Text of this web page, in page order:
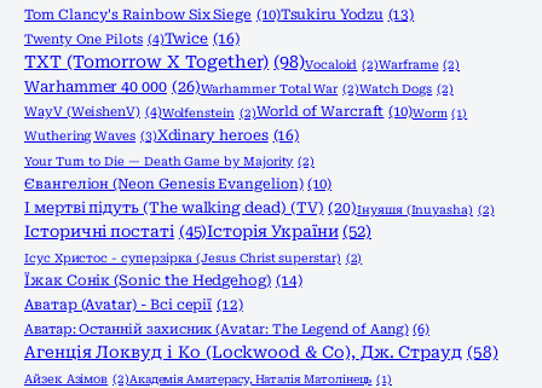
Tom Clancy's Rainbow Six Siege (10)Tsukiru Yodzu (13)
Twenty One Pilots (4)Twice (16)
TXT (Tomorrow X Together) (98)Vocaloid (2)Warframe (2)
Warhammer 40 000 (26)Warhammer Total War (2)Watch Dogs (2)
WayV (WeishenV) (4)Wolfenstein (2)World of Warcraft (10)Worm (1)
Wuthering Waves (3)Xdinary heroes (16)
Your Turn to Die — Death Game by Majority (2)
Євангеліон (Neon Genesis Evangelion) (10)
І мертві підуть (The walking dead) (TV) (20)Інуяшя (Inuyasha) (2)
Історичні постаті (45)Історія України (52)
Ісус Христос - суперзірка (Jesus Christ superstar) (2)
Їжак Сонік (Sonic the Hedgehog) (14)
Аватар (Avatar) - Всі серії (12)
Аватар: Останній захисник (Avatar: The Legend of Aang) (6)
Агенція Локвуд і Кo (Lockwood & Co), Дж. Страуд (58)
Айзек Азімов (2)Академія Аматерасу, Наталія Матолінець (1)